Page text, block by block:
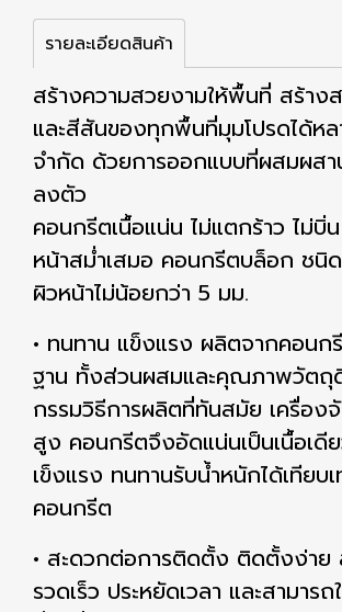
รายละเอียดสินค้า
สร้างความสวยงามให้พื้นที่ สร้าง
และสีสันของทุกพื้นที่มุมโปรดได้หล
จำกัด ด้วยการออกแบบที่ผสมผสา
ลงตัว
คอนกรีตเนื้อแน่น ไม่แตกร้าว ไม่บิ่
หน้าสม่ำเสมอ คอนกรีตบล็อก ชนิ
ผิวหน้าไม่น้อยกว่า 5 มม.
• ทนทาน แข็งแรง ผลิตจากคอนก
ฐาน ทั้งส่วนผสมและคุณภาพวัตถุ
กรรมวิธีการผลิตที่ทันสมัย เครื่อง
สูง คอนกรีตจึงอัดแน่นเป็นเนื้อเดี
เข็งแรง ทนทานรับน้ำหนักได้เทียบ
คอนกรีต
• สะดวกต่อการติดตั้ง ติดตั้งง่าย
รวดเร็ว ประหยัดเวลา และสามาร